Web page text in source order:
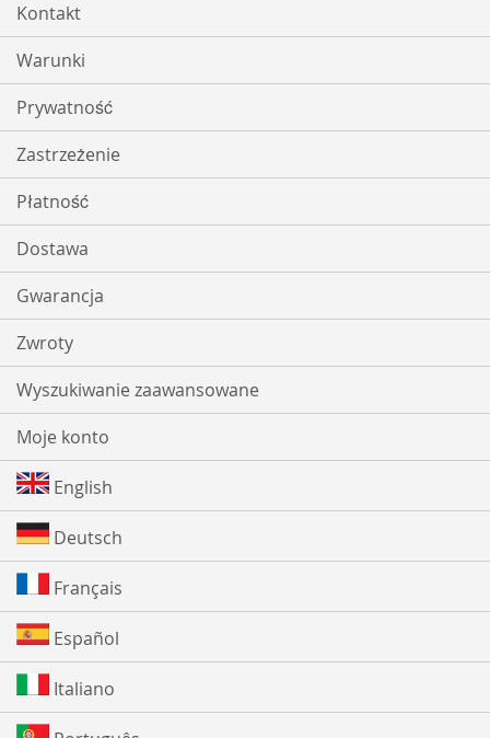
Kontakt
Warunki
Prywatność
Zastrzeżenie
Płatność
Dostawa
Gwarancja
Zwroty
Wyszukiwanie zaawansowane
Moje konto
English
Deutsch
Français
Español
Italiano